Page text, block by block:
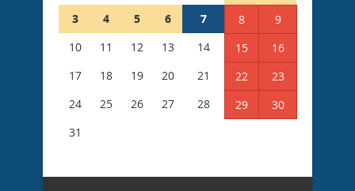
3
4 5 6 7 8
9
10
11 12 13 14 15
16
17
18 19 20 21 22
23
24
25 26 27 28 29
30
31